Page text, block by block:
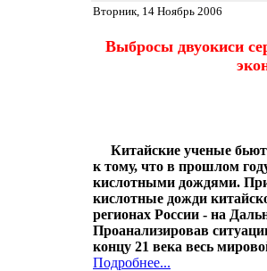
Вторник, 14 Ноябрь 2006
Выбросы двуокиси
Китайские ученые
к тому, что в прошлом
кислотными дождями. При
кислотные дожди
регионах России - на
Проанализировав
концу 21 века весь
Подробнее...